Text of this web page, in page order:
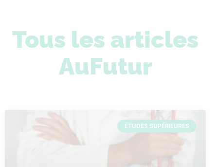
Tous les articles
AuFutur
ÉTUDES SUPÉRIEURES